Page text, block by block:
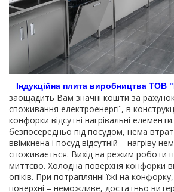
Індукційна плита виробництва ТОВ
заощадить Вам значні кошти за
споживання електроенергії, в
конфорки відсутні нагрівальні
безпосередньо під посудом, нема
ввімкнена і посуд відсутній – нагріву
споживається. Вихід на режим роботи
миттєво. Холодна поверхня конфорки
опіків. При потраплянні їжі на
поверхні – неможливе, достатньо